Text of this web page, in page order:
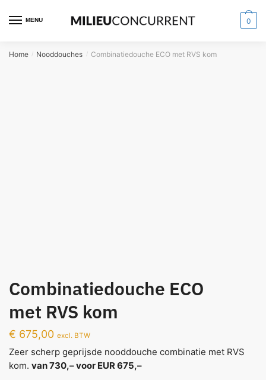
MENU 0
Home / Nooddouches / Combinatiedouche ECO met RVS kom
Combinatiedouche ECO
met RVS kom
€ 675,00 excl. BTW
Zeer scherp geprijsde nooddouche combinatie met RVS
kom. van 730,– voor EUR 675,–